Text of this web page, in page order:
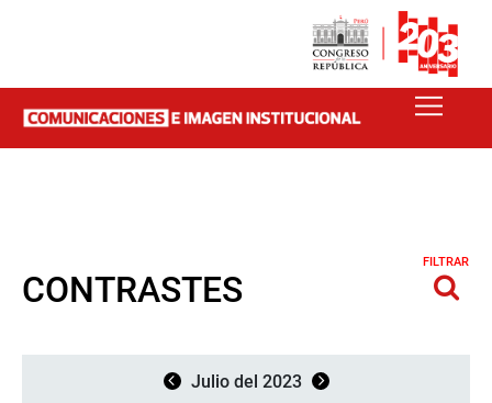
CONTRASTES
FILTRAR
Julio del 2023